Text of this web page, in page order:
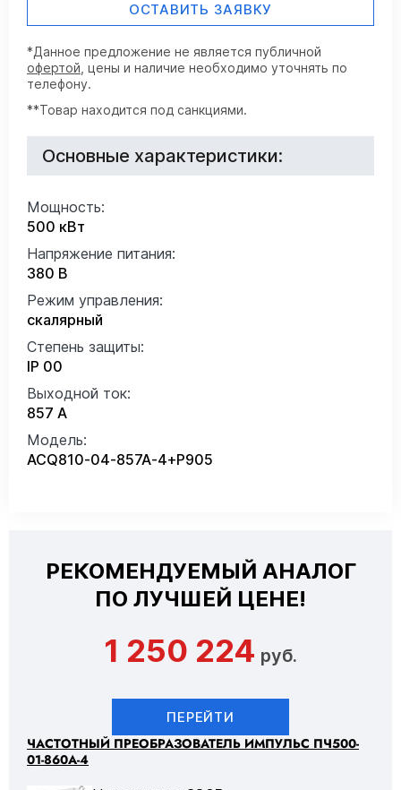
ОСТАВИТЬ ЗАЯВКУ
*Данное предложение не является публичной
офертой , цены и наличие необходимо уточнять по
телефону.
**Товар находится под санкциями.
Основные характеристики:
Мощность:
500 кВт
Напряжение питания:
380 В
Режим управления:
скалярный
Степень защиты:
IP 00
Выходной ток:
857 А
Модель:
ACQ810-04-857A-4+P905
РЕКОМЕНДУЕМЫЙ АНАЛОГ
ПО ЛУЧШЕЙ ЦЕНЕ!
1 250 224 руб.
ПЕРЕЙТИ
ЧАСТОТНЫЙ ПРЕОБРАЗОВАТЕЛЬ ИМПУЛЬС ПЧ500-
01-860А-4